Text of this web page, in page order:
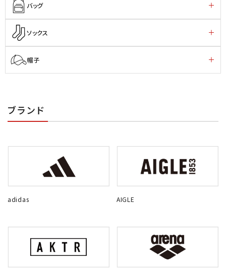
バッグ
ソックス
帽子
ブランド
adidas AIGLE